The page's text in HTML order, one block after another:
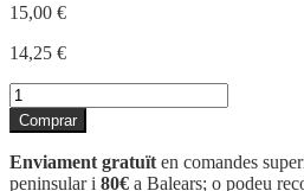
15,00 €
14,25 €
quantitat
de
CASAR-
SE
NO
Comprar
Enviament gratuït en comandes
peninsular i 80€ a Balears; o podeu